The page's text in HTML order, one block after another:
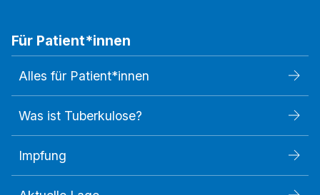
Für Patient*innen
Alles für Patient*innen
Was ist Tuberkulose?
Impfung